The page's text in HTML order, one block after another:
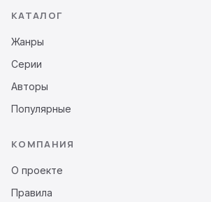
КАТАЛОГ
Жанры
Серии
Авторы
Популярные
КОМПАНИЯ
О проекте
Правила